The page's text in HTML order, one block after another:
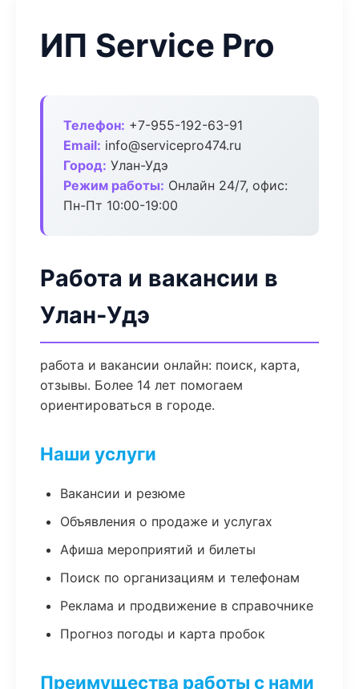
ИП Service Pro
Телефон: +7-955-192-63-91
Email: info@servicepro474.ru
Город: Улан-Удэ
Режим работы: Онлайн 24/7, офис:
Пн-Пт 10:00-19:00
Работа и вакансии в
Улан-Удэ
работа и вакансии онлайн: поиск, карта,
отзывы. Более 14 лет помогаем
ориентироваться в городе.
Наши услуги
Вакансии и резюме
Объявления о продаже и услугах
Афиша мероприятий и билеты
Поиск по организациям и телефонам
Реклама и продвижение в справочнике
Прогноз погоды и карта пробок
Преимущества работы с нами